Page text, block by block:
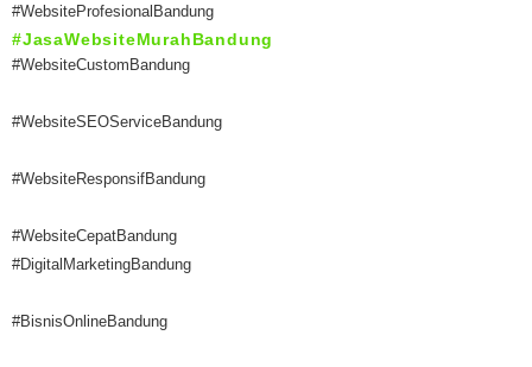
#WebsiteProfesionalBandung
#JasaWebsiteMurahBandung
#WebsiteCustomBandung
#WebsiteSEOServiceBandung
#WebsiteResponsifBandung
#WebsiteCepatBandung
#DigitalMarketingBandung
#BisnisOnlineBandung